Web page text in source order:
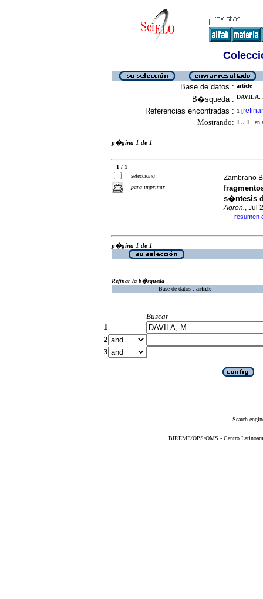
Base de datos : article
B�squeda : DAVILA,
Referencias encontradas : 1 [refinar
Mostrando: 1 .. 1 en
p�gina 1 de 1
1 / 1
selecciona
para imprimir
Zambrano
s�ntesis
Agron., Jul
· resumen
p�gina 1 de 1
Refinar la b�squeda
Base de datos : article
Buscar
1
2
3
Search
BIREME/OPS/OMS - Centro